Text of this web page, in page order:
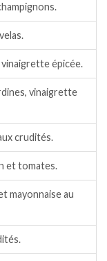
épicée.
vinaigrette
crudités.
et tomates.
mayonnaise au